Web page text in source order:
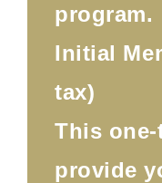
program.
Initial
tax)
This
provide